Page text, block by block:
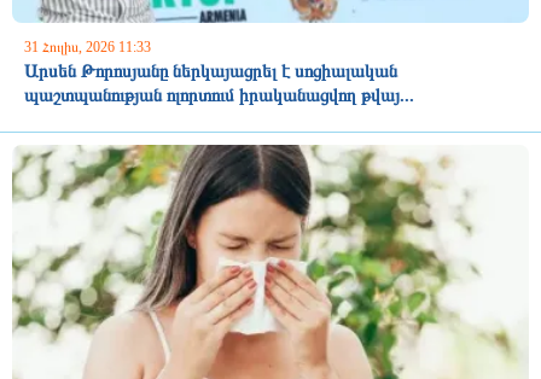
31 Հուլիս, 2026 11:33
Արսեն Թորոսյանը ներկայացրել է սոցիալական
պաշտպանության ոլորտում իրականացվող թվայ...